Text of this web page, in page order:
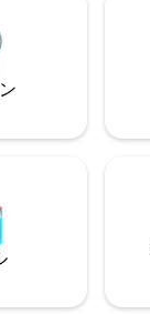
中のサポートをい
れ、鳥の鳴き声
りません。 アクセ
丁寧に装飾された
ストをお迎えしま
心地よい夕日を